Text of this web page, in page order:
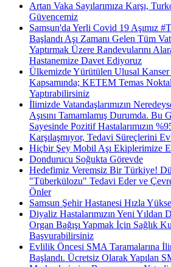
Artan Vaka Sayılarımıza Karşı,
Güvencemiz
Samsun'da Yerli Covid 19 Aşımız
Başlandı Aşı Zamanı Gelen Tüm
Yaptırmak Üzere Randevularını
Hastanemize Davet Ediyoruz
Ülkemizde Yürütülen Ulusal Kanser
Kapsamında; KETEM Temas
Yaptırabilirsiniz
İlimizde Vatandaşlarımızın
Aşısını Tamamlamış Durumda. Bu
Sayesinde Pozitif Hastalarımızın
Karşılaşmıyor, Tedavi Süreçlerini
Hiçbir Şey Mobil Aşı Ekiplerimize
Dondurucu Soğukta Görevde
Hedefimiz Veremsiz Bir Türkiye!
"Tüberkülozu" Tedavi Eder ve
Önler
Samsun Şehir Hastanesi Hızla
Diyaliz Hastalarımızın Yeni Yıldan
Organ Bağışı Yapmak İçin Sağlık
Başvurabilirsiniz
Evlilik Öncesi SMA Taramalarına
Başlandı. Ücretsiz Olarak Yapılan